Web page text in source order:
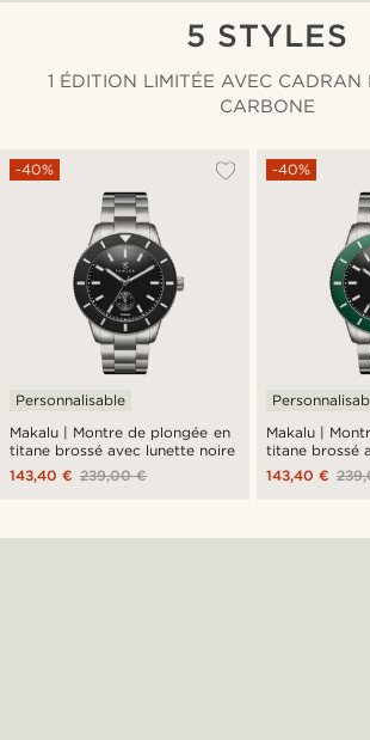
5 STYLES
1 ÉDITION LIMITÉE AVEC CADRAN
CARBONE
Makalu | Montre de plongée en
titane brossé avec lunette noire
-40%
Personnalisable
239,00 €
143,40 €
Makalu |
titane brossé
-40%
143,40 €